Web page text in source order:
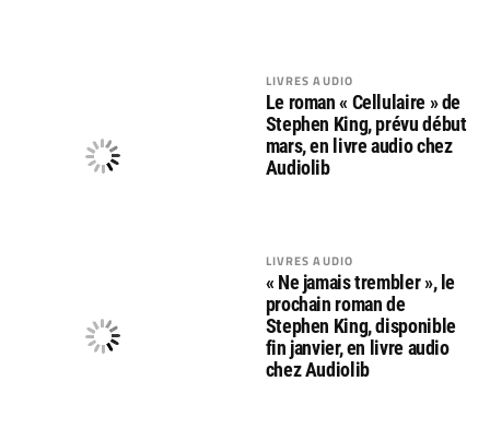
LIVRES AUDIO
Le roman « Cellulaire » de
Stephen King, prévu début
mars, en livre audio chez
Audiolib
LIVRES AUDIO
« Ne jamais trembler », le
prochain roman de
Stephen King, disponible
fin janvier, en livre audio
chez Audiolib